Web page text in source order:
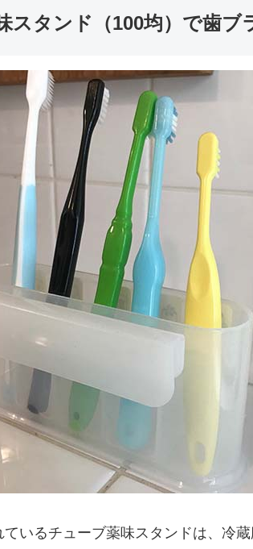
スタンド（100均）で歯ブ
いるチューブ薬味スタンドは、冷